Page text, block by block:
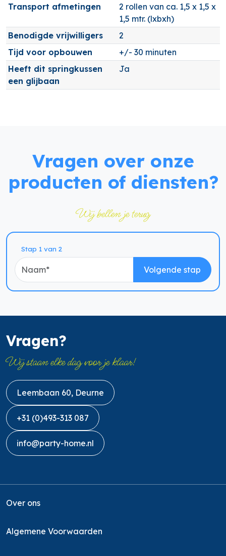
Transport afmetingen
2 rollen van ca. 1,5 x 1,5 x
1,5 mtr. (lxbxh)
Benodigde vrijwilligers
2
Tijd voor opbouwen
+/- 30 minuten
Heeft dit springkussen
een glijbaan
Ja
Vragen over onze
producten of diensten?
Wij bellen je terug
Stap 1 van 2
Naam
Volgende stap
Vragen?
Wij staan elke dag voor je klaar!
Leembaan 60, Deurne
+31 (0)493-313 087
info@party-home.nl
Over ons
Algemene Voorwaarden